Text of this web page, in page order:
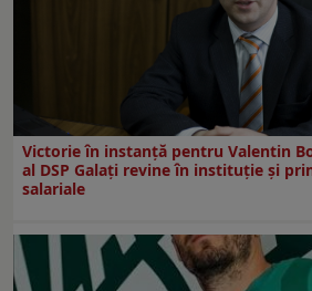
Victorie în instanță pentru Valentin
al DSP Galați revine în instituție și
salariale